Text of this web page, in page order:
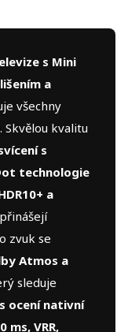
s Mini
a
všechny
kvalitu
s
technologie
a
zvuk se
Atmos a
sleduje
ocení nativní
ms, VRR,